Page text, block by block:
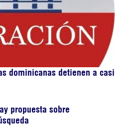
dominicanas detienen a casi
propuesta sobre